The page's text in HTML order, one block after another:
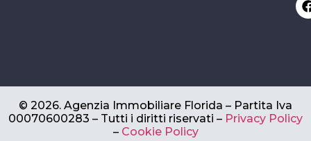
© 2026. Agenzia Immobiliare Florida – Partita Iva
00070600283 – Tutti i diritti riservati – Privacy Policy
– Cookie Policy